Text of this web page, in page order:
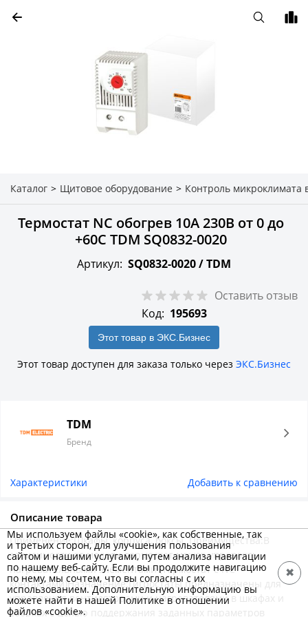
Каталог > Щитовое оборудование > Контроль микроклимата
Термостат NС обогрев 10А 230В от 0 до
+60С TDM SQ0832-0020
Артикул: SQ0832-0020 /TDM
Оставить отзыв
Код: 195693
Этот товар в ЭКС.Бизнес
Этот товар доступен для заказа только через ЭКС.Бизнес
TDM
Бренд
Характеристики Добавить к сравнению
Описание товара
Применение:Шкафы, корпуса, боксы. Преимущества:В
зависимости от модели термостат может управлять
нагревательными элементами (термостат с NС
контактами)Назначение:Гигростаты предназначены для
управления вентиляторами и нагревателями в шкафах и
сборках с целью поддержания заданных параметров
Мы используем файлы «cookie», как собственные, так
и третьих сторон, для улучшения пользования
сайтом и нашими услугами, путем анализа навигации
по нашему веб-сайту. Если вы продолжите навигацию
по нему, мы сочтем, что вы согласны с их
использованием. Дополнительную информацию вы
можете найти в нашей Политике в отношении
файлов «cookie».
✖